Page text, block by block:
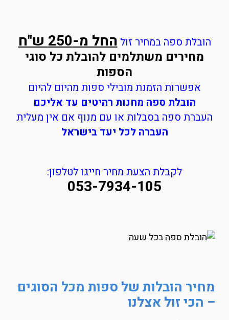
הובלת ספה במחיר זול החל מ-250 ש"ח
מחירים משתלמים להובלת כל סוגי
הספות
אפשרות הזמנת מובילי ספות מהיום להיום
הובלת ספה מחנות רהיטים עד אליכם
העברת ספה בסבלות או עם מנוף אם אין מעלית
העברה לכל יעד בישראל
לקבלת הצעת מחיר חייגו לטלפון:
053-7934-105
מחיר הובלות של ספות מכל הסוגים
– הכי זול אצלנו